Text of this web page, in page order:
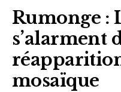
Rumonge :
s’alarment
mosaïque